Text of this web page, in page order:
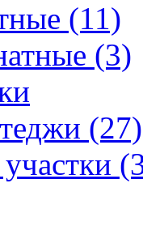
(11)
(3)
(27)